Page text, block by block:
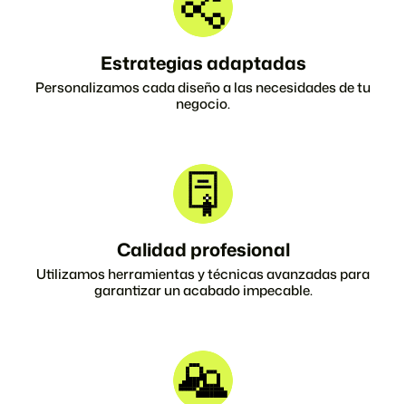
Estrategias adaptadas
Personalizamos cada diseño a las necesidades de tu
negocio.
Calidad profesional
Utilizamos herramientas y técnicas avanzadas para
garantizar un acabado impecable.